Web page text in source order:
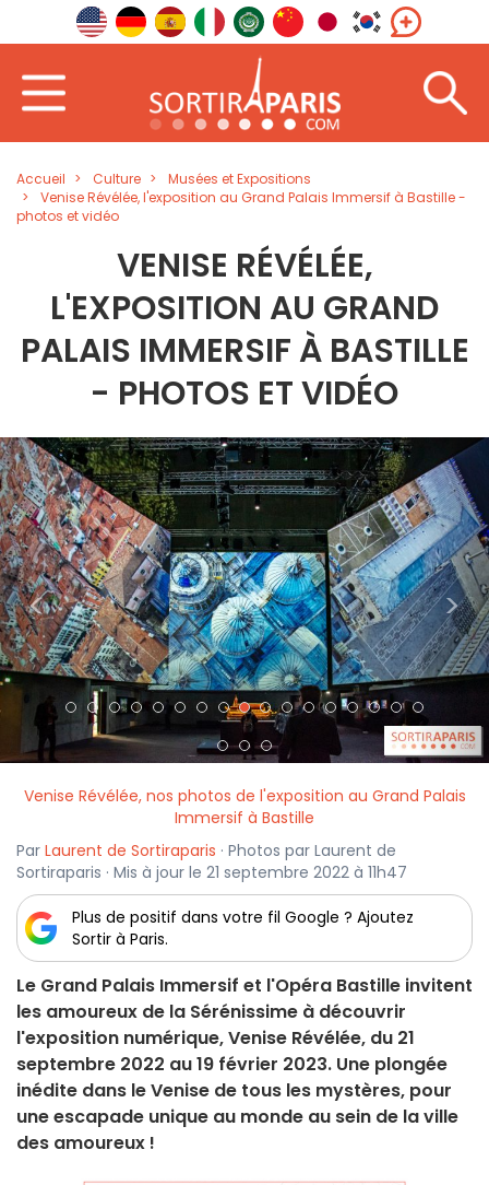
Accueil Culture
Musées et Expositions
Venise Révélée, l'exposition au Grand Palais Immersif à Bastille -
photos et vidéo
VENISE RÉVÉLÉE,
L'EXPOSITION AU GRAND
PALAIS IMMERSIF À BASTILLE
- PHOTOS ET VIDÉO
< >
Venise Révélée, nos photos de l'exposition au Grand Palais
Immersif à Bastille
Par Laurent de Sortiraparis · Photos par Laurent de
Sortiraparis · Mis à jour le 21 septembre 2022 à 11h47
Plus de positif dans votre fil Google ? Ajoutez
Sortir à Paris.
Le Grand Palais Immersif et l'Opéra Bastille invitent
les amoureux de la Sérénissime à découvrir
l'exposition numérique, Venise Révélée, du 21
septembre 2022 au 19 février 2023. Une plongée
inédite dans le Venise de tous les mystères, pour
une escapade unique au monde au sein de la ville
des amoureux !